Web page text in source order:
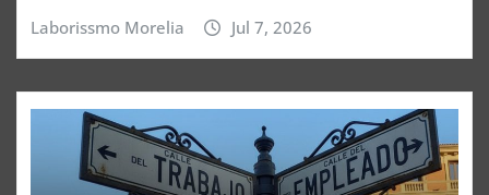
Laborissmo Morelia Jul 7, 2026